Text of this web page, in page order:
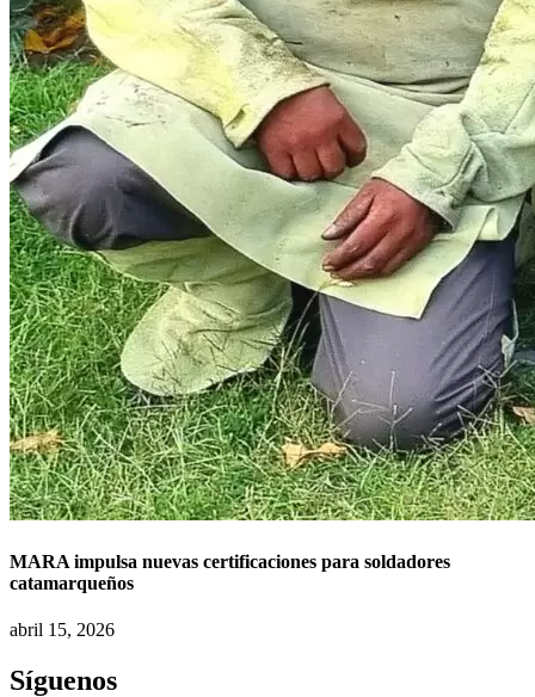
MARA impulsa nuevas certificaciones para soldadores
catamarqueños
abril 15, 2026
Síguenos